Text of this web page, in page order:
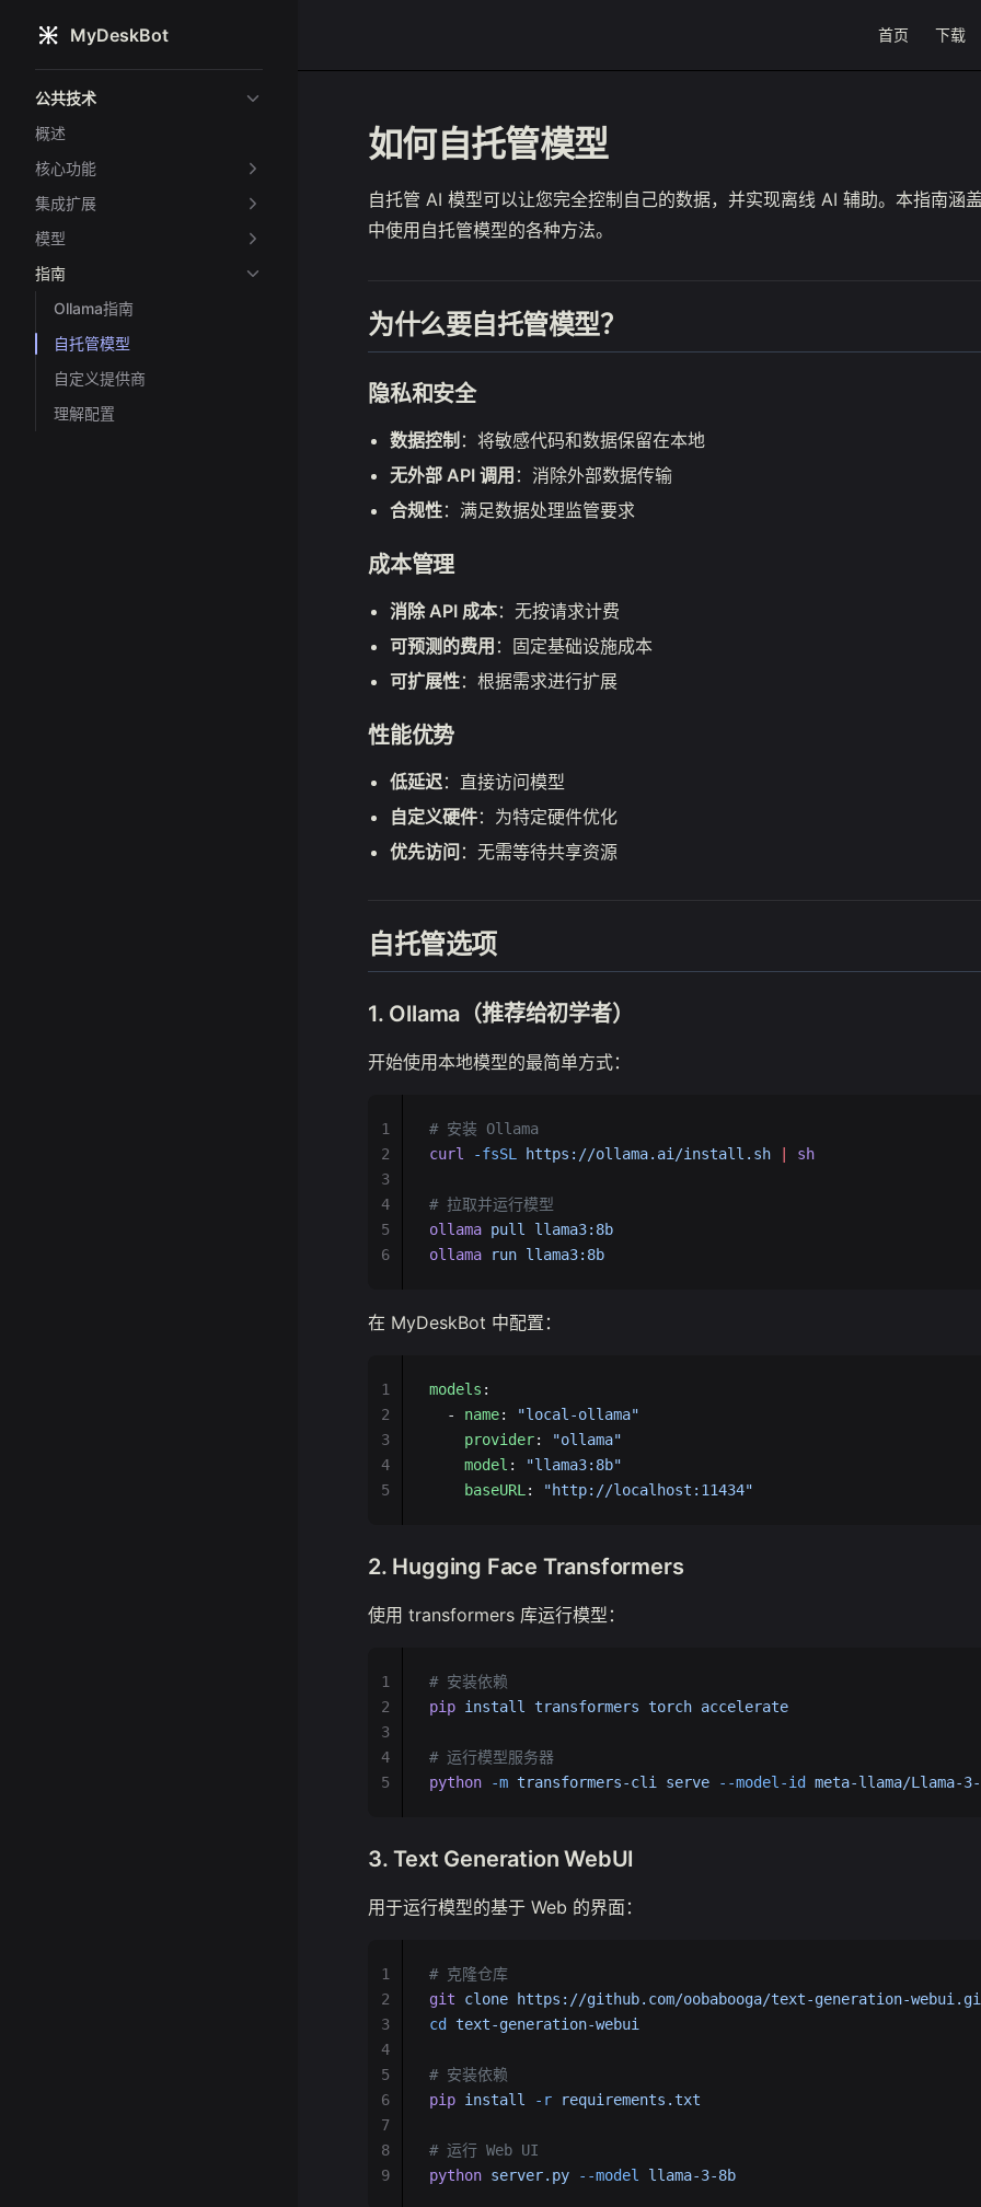
Skip to content
MyDeskBot 首页 下载
公共技术
概述
核心功能
集成扩展
模型
指南
Ollama指南
自托管模型
自定义提供商
理解配置
如何自托管模型
自托管 AI 模型可以让您完全控制自己的数据，并实现离线 AI 辅助。本指南涵
中使用自托管模型的各种方法。
为什么要自托管模型？
隐私和安全
数据控制 ：将敏感代码和数据保留在本地
无外部 API 调用 ：消除外部数据传输
合规性：满足数据处理监管要求
成本管理
消除 API 成本：无按请求计费
可预测的费用 ：固定基础设施成本
可扩展性：根据需求进行扩展
性能优势
低延迟：直接访问模型
自定义硬件：为特定硬件优化
优先访问 ：无需等待共享资源
自托管选项
1. Ollama（推荐给初学者）
开始使用本地模型的最简单方式：
# 安装 Ollama
curl
-fsSL https://ollama.ai/install.sh sh
# 拉取并运行模型
ollama pull
llama3:8b
ollama run llama3:8b
1
2
3
4
5
6
在 MyDeskBot 中配置：
models :
  -
name:
"local-ollama"
    provider
:
"ollama"
    model
:
"llama3:8b"
    baseURL
: "http://localhost:11434"
1
2
3
4
5
2. Hugging Face Transformers
使用 transformers 库运行模型：
# 安装依赖
pip install transformers torch accelerate
# 运行模型服务器
python -m transformers-cli serve --model-id meta-llama/Llama-
1
2
3
4
5
3. Text Generation WebUI
用于运行模型的基于 Web 的界面：
# 克隆仓库
git clone https://github.com/oobabooga/text-generation-
cd
text-generation-webui
# 安装依赖
pip install -r requirements.txt
# 运行 Web UI
python server.py --model llama-3-8b
1
2
3
4
5
6
7
8
9